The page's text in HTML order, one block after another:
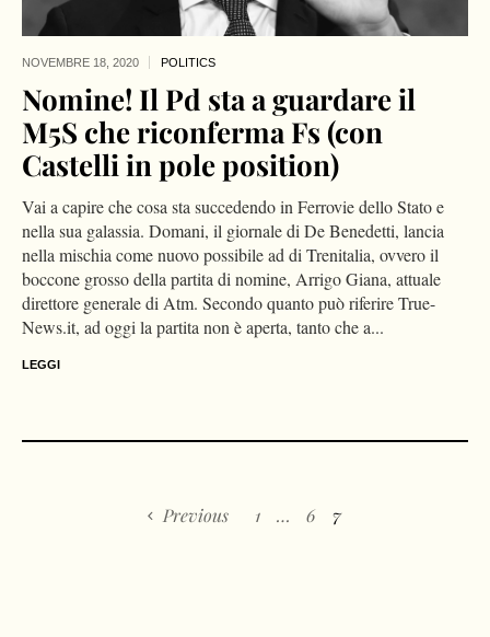
NOVEMBRE 18, 2020 POLITICS
Nomine! Il Pd sta a guardare il
M5S che riconferma Fs (con
Castelli in pole position)
Vai a capire che cosa sta succedendo in Ferrovie dello Stato e
nella sua galassia. Domani, il giornale di De Benedetti, lancia
nella mischia come nuovo possibile ad di Trenitalia, ovvero il
boccone grosso della partita di nomine, Arrigo Giana, attuale
direttore generale di Atm. Secondo quanto può riferire True-
News.it, ad oggi la partita non è aperta, tanto che a...
LEGGI
Previous 1 … 6 7